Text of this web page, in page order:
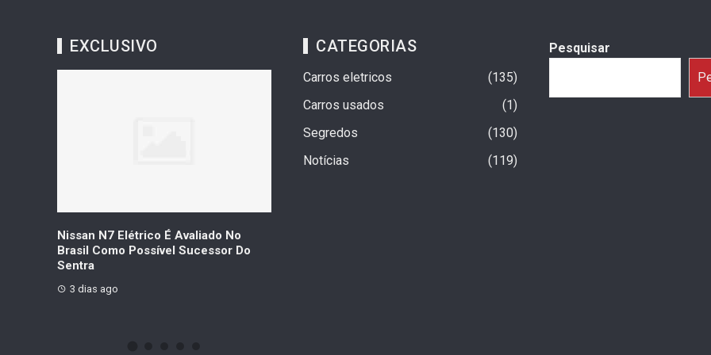
EXCLUSIVO
Nissan N7 Elétrico É Avaliado No
Brasil Como Possível Sucessor Do
Sentra
3 dias ago
CATEGORIAS
Carros eletricos
135
Carros usados
1
Segredos
130
Notícias
119
Pesquisar